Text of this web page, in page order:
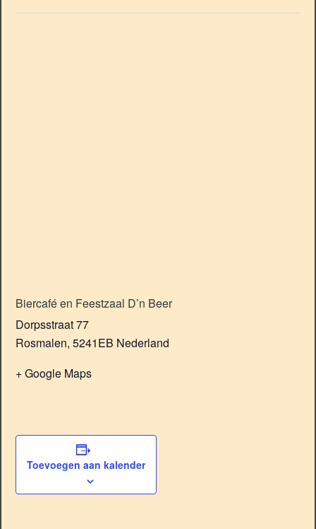
Biercafé en Feestzaal D’n Beer
Dorpsstraat 77
Rosmalen, 5241EB Nederland
+ Google Maps
Toevoegen aan kalender